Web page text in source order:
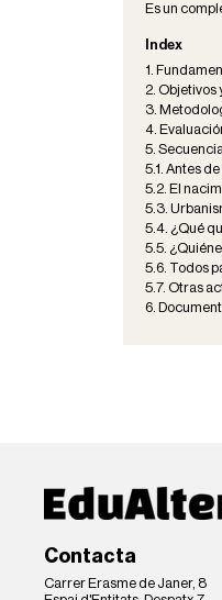
Es un
Index
1.
2. Objetivos
3.
4.
5.
5.1. Antes
5.2. El
5.3.
5.4. ¿Qué
5.5.
5.6. Todos
5.7. Otras
6.
Contacta
Carrer Erasme de Janer, 8